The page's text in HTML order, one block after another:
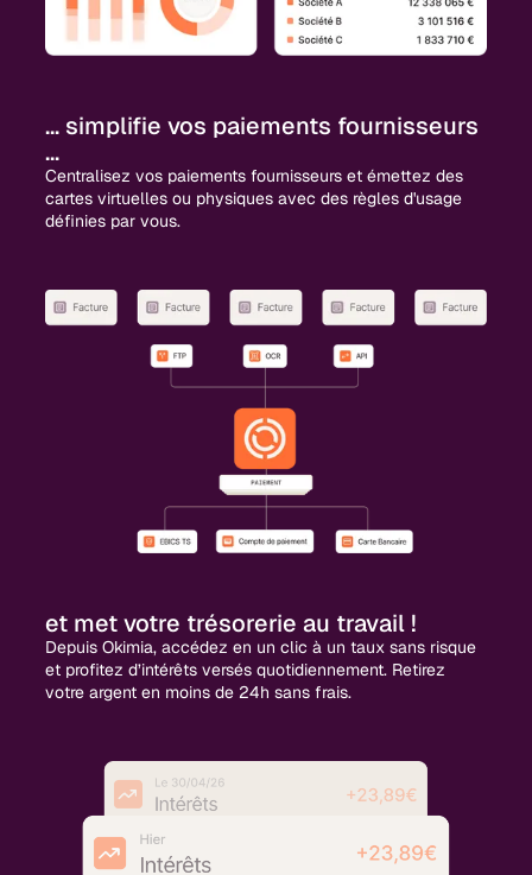
... simplifie vos paiements fournisseurs
...
Centralisez vos paiements fournisseurs et émettez des
cartes virtuelles ou physiques avec des règles d'usage
définies par vous.
et met votre trésorerie au travail !
Depuis Okimia, accédez en un clic à un taux sans risque
et profitez d’intérêts versés quotidiennement. Retirez
votre argent en moins de 24h sans frais.